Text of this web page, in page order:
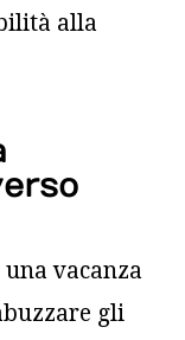
alla
vacanza
gli